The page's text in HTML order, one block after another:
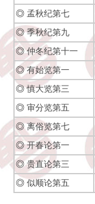
◎ 孟秋纪第七
◎季秋纪第九
◎仲冬纪第十一
◎有始览第一
◎慎大览第三
◎ 审分览第五
◎ 离俗览第七
◎开春论第一
◎贵直论第三
◎ 似顺论第五